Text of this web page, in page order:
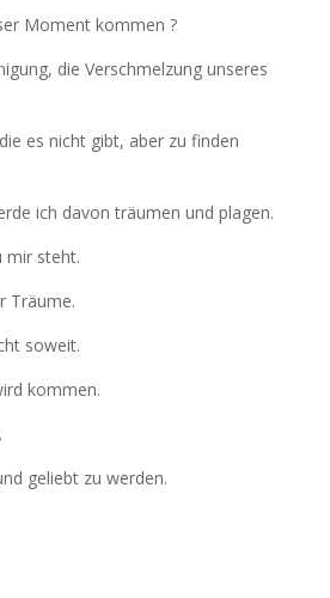
Moment kommen ?
die Verschmelzung unseres
es nicht gibt, aber zu finden
ich davon träumen und plagen.
mir steht.
Träume.
soweit.
kommen.
geliebt zu werden.